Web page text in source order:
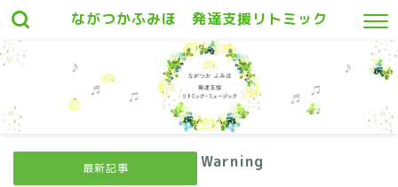
ながつかふみほ 発達支援リトミック
最新記事
Warning